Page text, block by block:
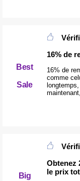
Best
Sale
16% de
16% de
comme
Big
Obtenez
le prix